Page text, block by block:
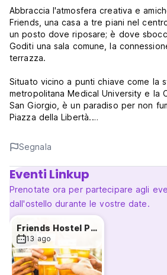
Abbraccia l'atmosfera creativa e
Friends, una casa a tre piani nel
un posto dove riposare; è dove
Goditi una sala comune, la
terrazza.
Situato vicino a punti chiave come la
metropolitana Medical University e la
San Giorgio, è un paradiso per non
Piazza della Libertà.
Politica e condizioni del Friends Hostel:
Politica di cancellazione: 24 ore
cancellazione tardiva o di mancato
la prima notte del soggiorno.
Check-out dalle 00:00 alle 11:00.
Pagamento all'arrivo in contanti.
Tasse incluse.
Colazione non inclusa.
Segnala
Eventi Linkup
Prenotate ora per partecipare agli
dall'ostello durante le vostre date.
Friends Hostel Pub Crawl
13 ago